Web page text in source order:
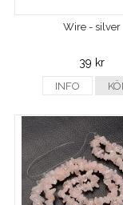
Wire - silver
39 kr
INFO